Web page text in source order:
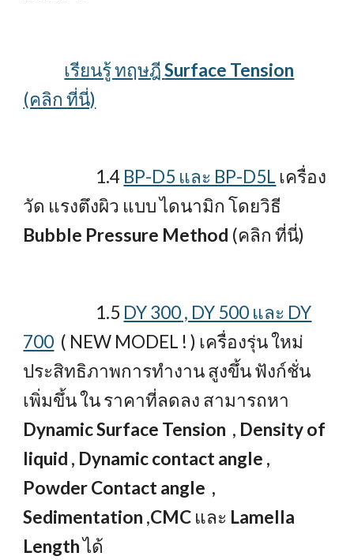
เรียนรู้ ทฤษฎีSurface Tension
(คลิก ที่นี่)
1.4 BP-D5 และ BP-D5L เครื่อง
วัด แรงตึงผิว แบบ ไดนามิก โดยวิธี
Bubble Pressure Method (คลิก ที่นี่)
1.5 DY 300, DY 500 และ DY
700 ( NEW MODEL ! ) เครื่องรุ่น ใหม่
ประสิทธิภาพการทำงาน สูงขึ้น ฟังก์ชั่น
เพิ่มขึ้น ใน ราคาที่ลดลง สามารถหา
Dynamic Surface Tension , Density of
liquid , Dynamic contact angle ,
Powder Contact angle ,
Sedimentation ,CMC และ Lamella
Lengthได้